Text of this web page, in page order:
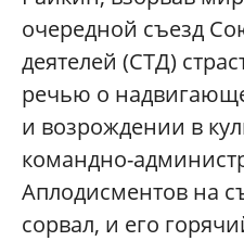
очередной съезд
деятелей (СТД)
речью о
и возрождении в
командно-
Аплодисментов на
сорвал, и его